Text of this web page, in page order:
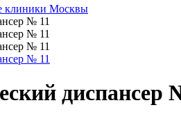
клиники Москвы
диспансер